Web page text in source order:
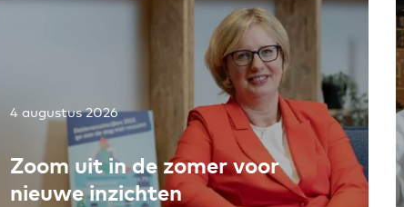
Toevoegen aan favorieten
4 augustus 2026
Zoom uit in de zomer voor
nieuwe inzichten